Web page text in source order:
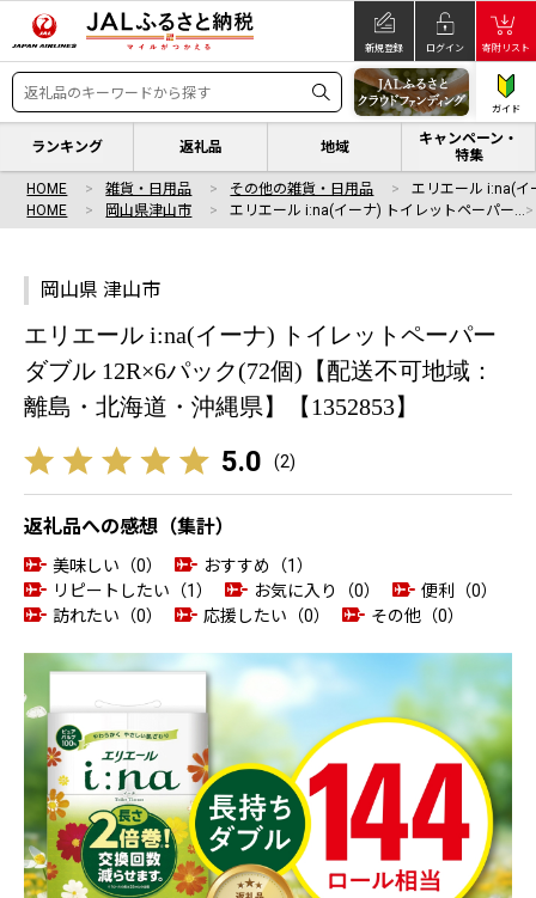
新規登録 ログイン 寄附リスト
ガイド
ランキング 返礼品 地域
キャンペーン・
特集
HOME 雑貨・日用品 その他の雑貨・日用品
エリエール i:na(
HOME
岡山県津山市 エリエール i:na(イーナ) トイレットペーパー…
岡山県 津山市
エリエール i:na(イーナ) トイレットペーパー
ダブル 12R×6パック(72個)【配送不可地域：
離島・北海道・沖縄県】【1352853】
5.0 (2)
返礼品への感想（集計）
美味しい（0）
おすすめ（1）
リピートしたい（1）
お気に入り（0）
便利（0）
訪れたい（0）
応援したい（0） その他（0）